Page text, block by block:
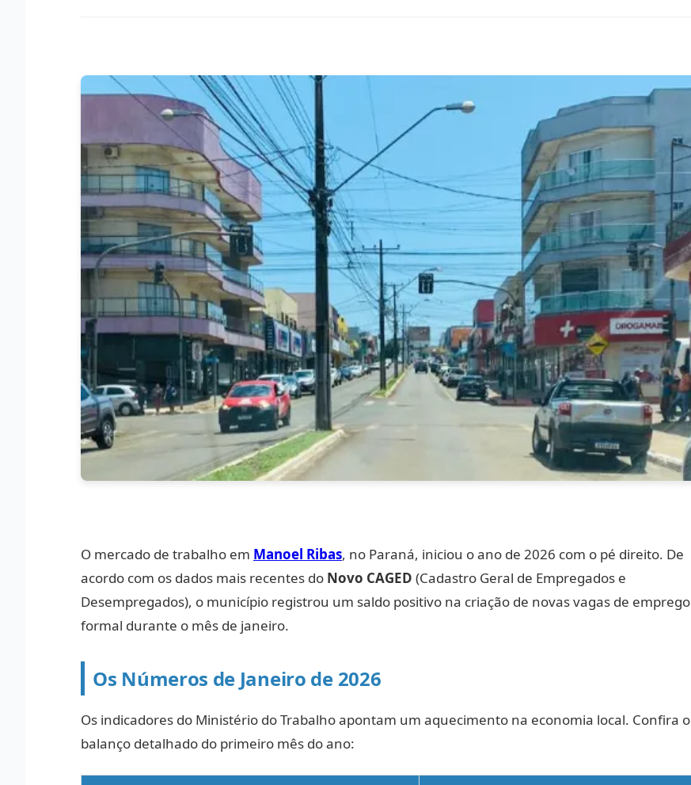
O mercado de trabalho em Manoel Ribas, no Paraná, iniciou o ano de 2026 com o pé direito. De
acordo com os dados mais recentes do Novo CAGED (Cadastro Geral de Empregados e
Desempregados), o município registrou um saldo positivo na criação de novas vagas de emprego
formal durante o mês de janeiro.
Os Números de Janeiro de 2026
Os indicadores do Ministério do Trabalho apontam um aquecimento na economia local. Confira o
balanço detalhado do primeiro mês do ano: